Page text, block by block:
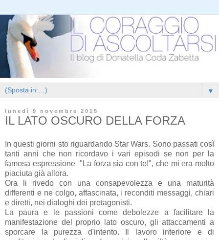
▼
lunedì 9 novembre 2015
IL LATO OSCURO DELLA FORZA
In questi giorni sto riguardando Star Wars. Sono passati così
tanti anni che non ricordavo i vari episodi se non per la
famosa espressione "La forza sia con te!", che mi era molto
piaciuta già allora.
Ora li rivedo con una consapevolezza e una maturità
differenti e ne colgo, affascinata, i reconditi messaggi, chiari
e diretti, nei dialoghi dei protagonisti.
La paura e le passioni come debolezze a facilitare la
manifestazione del proprio lato oscuro, gli attaccamenti a
sporcare la purezza d'intento. Il lavoro interiore e di